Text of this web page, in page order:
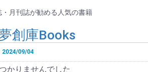
・月刊誌が勧める人気の書籍
創庫Books
2024/09/04
かりませんでした